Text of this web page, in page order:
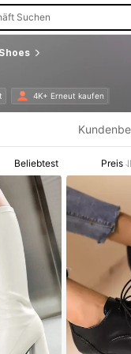
Suchen
4K+ Erneut kaufen
Verkaufs- und
Beliebtest Preis